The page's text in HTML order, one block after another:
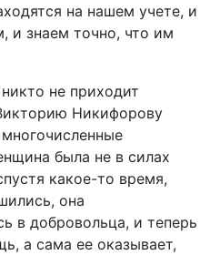
на нашем учете, и
и знаем точно, что им
не приходит
Никифорову
была не в силах
какое-то время,
она
в добровольца, и теперь
а сама ее оказывает,